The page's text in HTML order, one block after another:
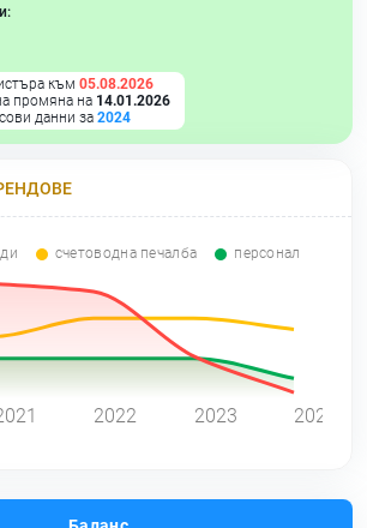
към 05.08.2026
промяна на 14.01.2026
данни за 2024
счетоводна печалба персонал
2022 2023 2024